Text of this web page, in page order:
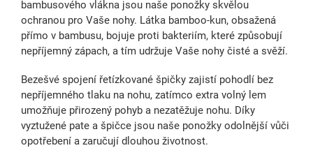
bambusového vlákna jsou naše ponožky skvělou
ochranou pro Vaše nohy. Látka bamboo-kun, obsažená
přímo v bambusu, bojuje proti bakteriím, které způsobují
nepříjemný zápach, a tím udržuje Vaše nohy čisté a svěží.
Bezešvé spojení řetízkované špičky zajistí pohodlí bez
nepříjemného tlaku na nohu, zatímco extra volný lem
umožňuje přirozený pohyb a nezatěžuje nohu. Díky
vyztužené pate a špičce jsou naše ponožky odolnější vůči
opotřebení a zaručují dlouhou životnost.